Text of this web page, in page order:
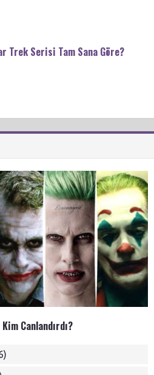
Trek Serisi Tam Sana Göre?
Canlandırdı?